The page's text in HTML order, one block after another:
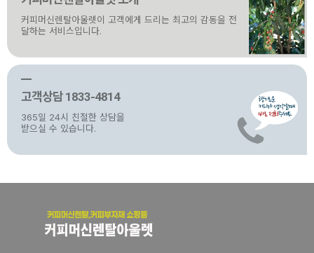
커피머신렌탈아울렛이 고객에게 드리는 최고의 감동을 전
달하는 서비스입니다.
고객상담 1833-4814
365일 24시 친절한 상담을
받으실 수 있습니다.